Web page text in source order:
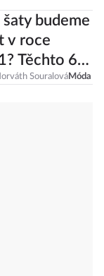
šaty budeme
v roce
Těchto 6
bude
SouralováMóda